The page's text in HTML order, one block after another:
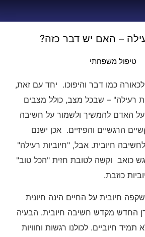
– האם יש דבר כזה?
טיפול משפחתי
כמו דבר והיפוכו. יחד עם זאת,
רעילה" – שבכל מצב, כולל מצבים
האדם להמשיך ולשמור על חשיבה
הרגשיים והפיזיים. אכן ישנם
חיובית. אבל, "חיוביות רעילה"
כואב וקשה לטובת חזית "הכל טוב"
כוזבת.
חיובית על החיים הינה חיונית
החדש מקדש חשיבה חיובית. הבעיה
חיוביים. לכולנו רגשות וחוויות